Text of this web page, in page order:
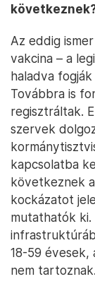
Az eddig
vakcina – a
haladva
Továbbra is
regisztráltak.
szervek
kapcsolatba
következnek
kockázatot
mutathatók
18-59
nem tartoznak.